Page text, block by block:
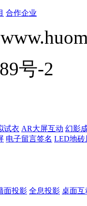
合作企业
号-2
试衣 AR大屏互动 幻影
电子留言签名 LED地砖
面投影 全息投影 桌面互